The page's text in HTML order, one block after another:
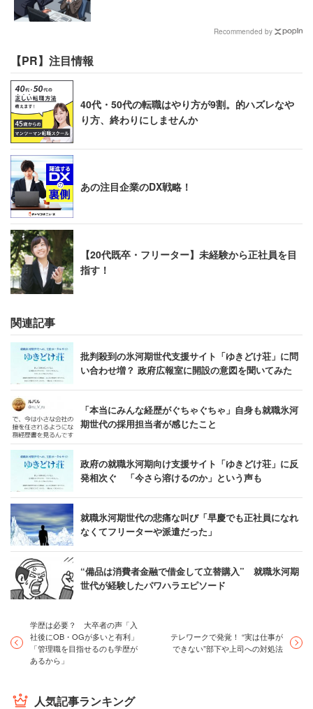
Recommended by
【PR】注目情報
40代・50代の転職はやり方が9割。的ハズレなや
り方、終わりにしませんか
あの注目企業のDX戦略！
【20代既卒・フリーター】未経験から正社員を目
指す！
関連記事
批判殺到の氷河期世代支援サイト「ゆきどけ荘」に問
い合わせ増？ 政府広報室に開設の意図を聞いてみた
「本当にみんな経歴がぐちゃぐちゃ」自身も就職氷河
期世代の採用担当者が感じたこと
政府の就職氷河期向け支援サイト「ゆきどけ荘」に反
発相次ぐ 「今さら溶けるのか」という声も
就職氷河期世代の悲痛な叫び「早慶でも正社員になれ
なくてフリーターや派遣だった」
“備品は消費者金融で借金して立替購入” 就職氷河期
世代が経験したパワハラエピソード
学歴は必要？ 大卒者の声「入
社後にOB・OGが多いと有利」
「管理職を目指せるのも学歴が
あるから」
テレワークで発覚！ “実は仕事が
できない”部下や上司への対処法
人気記事ランキング